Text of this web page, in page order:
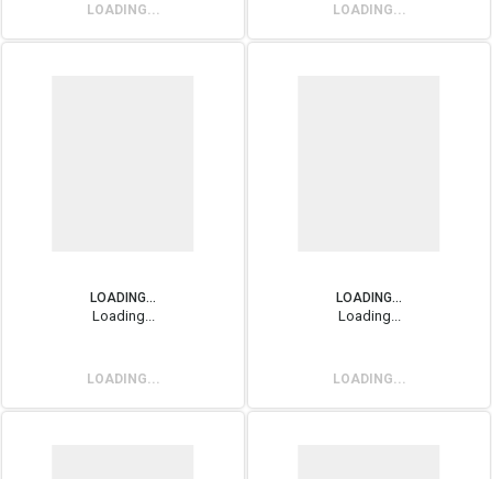
LOADING... LOADING...
LOADING...
Loading...
LOADING...
LOADING...
Loading...
LOADING...